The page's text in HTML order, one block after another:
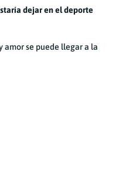
dejar en el deporte
amor se puede llegar a la